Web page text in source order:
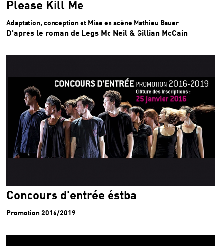
Please Kill Me
Adaptation, conception et Mise en scène Mathieu Bauer
D'après le roman de Legs Mc Neil & Gillian McCain
Concours d'entrée éstba
Promotion 2016/2019